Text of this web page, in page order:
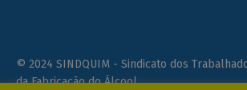
© 2024 SINDQUIM - Sindicato dos
da Fabricação do Álcool,